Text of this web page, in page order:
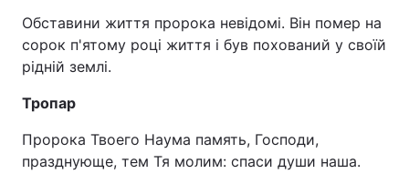
Спорт Наука
Зброя Інциденти
Обставини життя пророка невідомі. Він помер на
сорок п'ятому році життя і був похований у своїй
рідній землі.
Тропар
Пророка Твоего Наума память, Господи,
празднующе, тем Тя молим: спаси души наша.